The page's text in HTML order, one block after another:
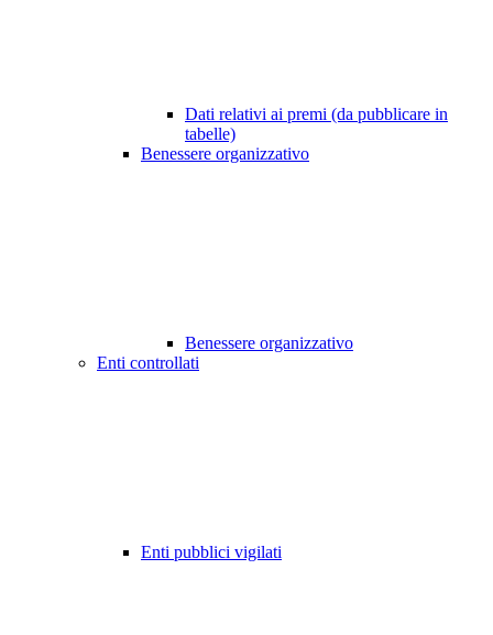
Dati relativi ai premi (da pubblicare in
tabelle)
Benessere organizzativo
Benessere organizzativo
Enti controllati
Enti pubblici vigilati